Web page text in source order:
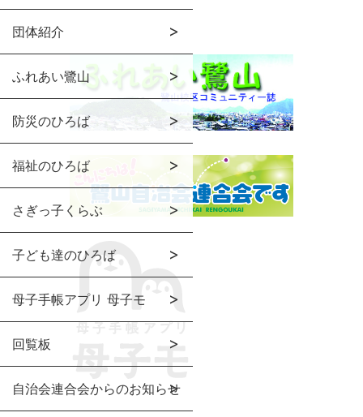
団体紹介
ふれあい鷺山
防災のひろば
福祉のひろば
さぎっ子くらぶ
子ども達のひろば
母子手帳アプリ 母子モ
回覧板
自治会連合会からのお知らせ